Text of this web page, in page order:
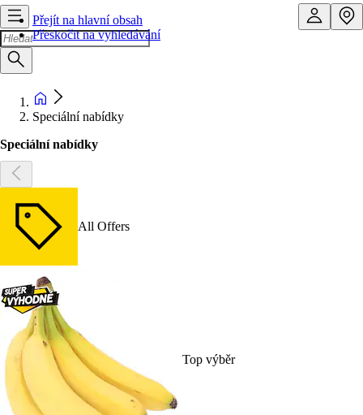
Přejít na hlavní obsah
Přeskočit na vyhledávání
Speciální nabídky
Speciální nabídky
All Offers
Top výběr